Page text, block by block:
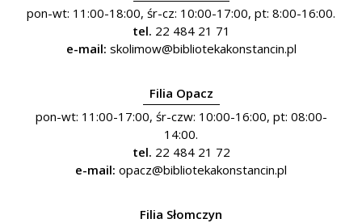
pon-wt: 11:00-18:00, śr-cz: 10:00-17:00, pt: 8:00-16:00.
tel. 22 484 21 71
e-mail: skolimow@bibliotekakonstancin.pl
Filia Opacz
pon-wt: 11:00-17:00, śr-czw: 10:00-16:00, pt: 08:00-
14:00.
tel. 22 484 21 72
e-mail: opacz@bibliotekakonstancin.pl
Filia Słomczyn